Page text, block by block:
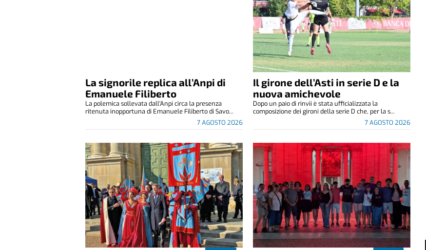
La signorile replica all’Anpi di
Emanuele Filiberto
7 AGOSTO 2026
La polemica sollevata dall'Anpi circa la presenza
ritenuta inopportuna di Emanuele Filiberto di Savo...
Il girone dell’Asti in serie D e la
nuova amichevole
7 AGOSTO 2026
Dopo un paio di rinvii è stata ufficializzata la
composizione dei gironi della serie D che, per la s...